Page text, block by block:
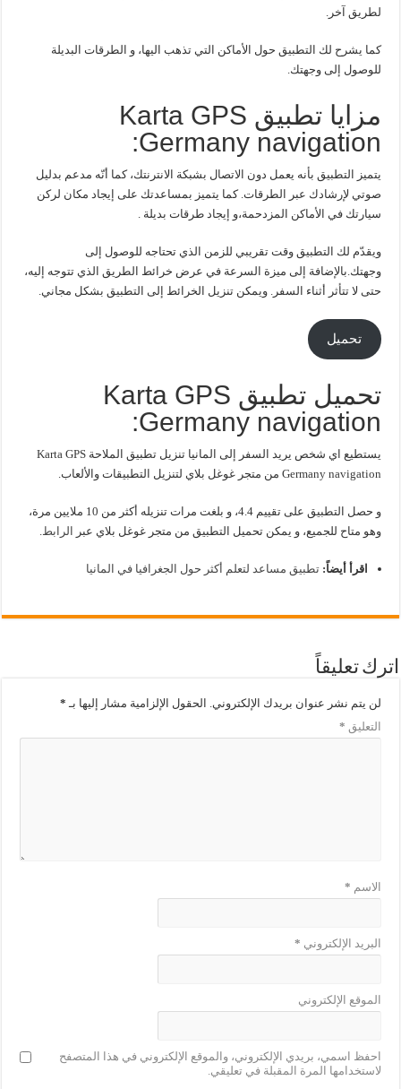
لطريق آخر.
كما يشرح لك التطبيق حول الأماكن التي تذهب اليها، و الطرقات البديلة
للوصول إلى وجهتك.
مزايا تطبيق Karta GPS
Germany navigation:
يتميز التطبيق بأنه يعمل دون الاتصال بشبكة الانترنتك، كما أنّه مدعم بدليل
صوتي لإرشادك عبر الطرقات. كما يتميز بمساعدتك على إيجاد مكان لركن
سيارتك في الأماكن المزدحمة،و إيجاد طرقات بديلة .
ويقدّم لك التطبيق وقت تقريبي للزمن الذي تحتاجه للوصول إلى
وجهتك.بالإضافة إلى ميزة السرعة في عرض خرائط الطريق الذي تتوجه إليه،
حتى لا تتأثر أثناء السفر. ويمكن تنزيل الخرائط إلى التطبيق بشكل مجاني.
تحميل
تحميل تطبيق Karta GPS
Germany navigation:
يستطيع اي شخص يريد السفر إلى المانيا تنزيل تطبيق الملاحة Karta GPS
Germany navigation من متجر غوغل بلاي لتنزيل التطبيقات والألعاب.
و حصل التطبيق على تقييم 4.4، و بلغت مرات تنزيله أكثر من 10 ملايين مرة،
وهو متاح للجميع، و يمكن تحميل التطبيق من متجر غوغل بلاي عبر
الرابط.
اقرأ أيضاً:تطبيق مساعد لتعلم أكثر حول الجغرافيا في المانيا
اترك تعليقاً
لن يتم نشر عنوان بريدك الإلكتروني. الحقول الإلزامية مشار إليها بـ *
التعليق *
الاسم *
البريد الإلكتروني *
الموقع الإلكتروني
احفظ اسمي، بريدي الإلكتروني، والموقع الإلكتروني في هذا المتصفح
لاستخدامها المرة المقبلة في تعليقي.